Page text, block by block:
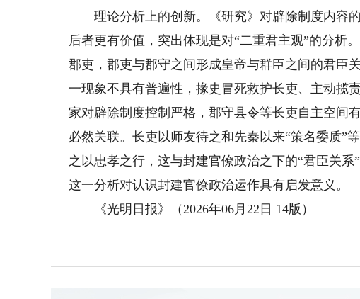
理论分析上的创新。《研究》对辟除制度内容的
后者更有价值，突出体现是对“二重君主观”的分析
郡吏，郡吏与郡守之间形成皇帝与群臣之间的君臣
一现象不具有普遍性，掾史冒死救护长吏、主动揽
家对辟除制度控制严格，郡守县令等长吏自主空间
必然关联。长吏以师友待之和先秦以来“策名委质”
之以忠孝之行，这与封建官僚政治之下的“君臣关系
这一分析对认识封建官僚政治运作具有启发意义。
《光明日报》（2026年06月22日 14版）